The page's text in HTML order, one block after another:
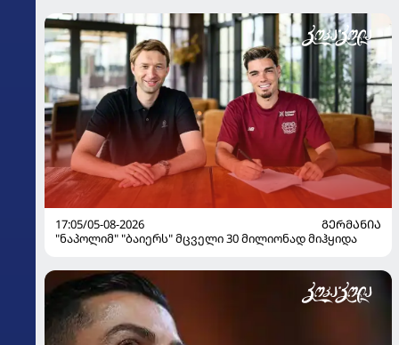
17:05/05-08-2026
ᲒᲔᲠᲛᲐᲜᲘᲐ
"ნაპოლიმ" "ბაიერს" მცველი 30 მილიონად მიჰყიდა